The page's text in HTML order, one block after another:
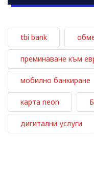
tbi bank
преминаване към
мобилно банкиране
карта neon
дигитални услуги